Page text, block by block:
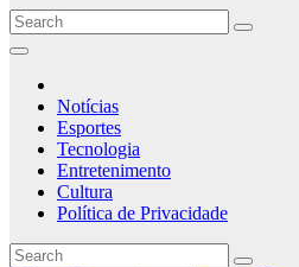
Notícias
Esportes
Tecnologia
Entretenimento
Cultura
Política de Privacidade